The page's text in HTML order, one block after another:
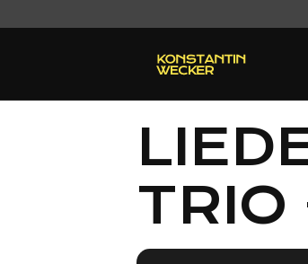
TRIO